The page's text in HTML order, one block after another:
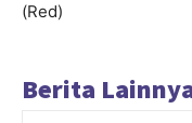
(Red)
Berita